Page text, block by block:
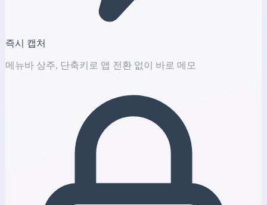
즉시 캡처
메뉴바 상주, 단축키로 앱 전환 없이 바로 메모